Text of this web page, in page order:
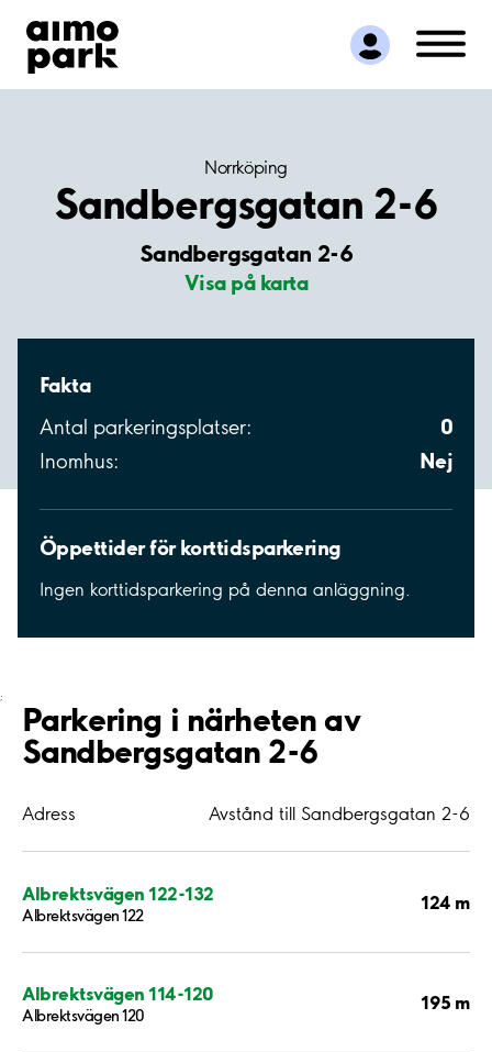
Hitta parkering
Samarbete
Kundservice
Norrköping
Sandbergsgatan 2-6
Sandbergsgatan 2-6
Visa på karta
Fakta
Antal parkeringsplatser: 0
Inomhus: Nej
Öppettider för korttidsparkering
Ingen korttidsparkering på denna anläggning.
;
Parkering i närheten av
Sandbergsgatan 2-6
Adress Avstånd till Sandbergsgatan 2-6
Albrektsvägen 122-132
Albrektsvägen 122
124 m
Albrektsvägen 114-120
Albrektsvägen 120
195 m